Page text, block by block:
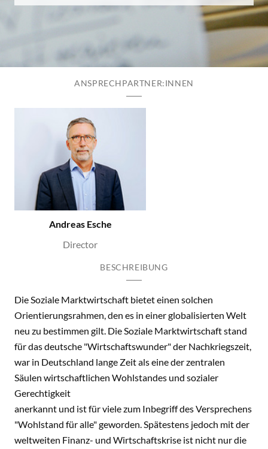
ANSPRECHPARTNER:INNEN
Andreas Esche
Director
BESCHREIBUNG
Die Soziale Marktwirtschaft bietet einen solchen
Orientierungsrahmen, den es in einer globalisierten Welt
neu zu bestimmen gilt. Die Soziale Marktwirtschaft stand
für das deutsche "Wirtschaftswunder" der Nachkriegszeit,
war in Deutschland lange Zeit als eine der zentralen
Säulen wirtschaftlichen Wohlstandes und sozialer
Gerechtigkeit
anerkannt und ist für viele zum Inbegriff des Versprechens
"Wohlstand für alle" geworden. Spätestens jedoch mit der
weltweiten Finanz- und Wirtschaftskrise ist nicht nur die